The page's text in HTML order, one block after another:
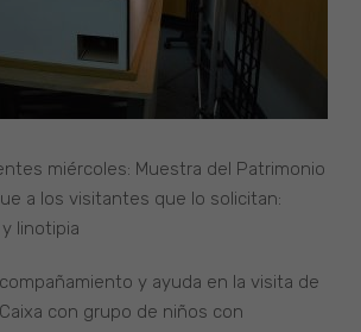
miércoles: Muestra del Patrimonio
a los visitantes que lo solicitan:
linotipia
y ayuda en la visita de
con grupo de niños con